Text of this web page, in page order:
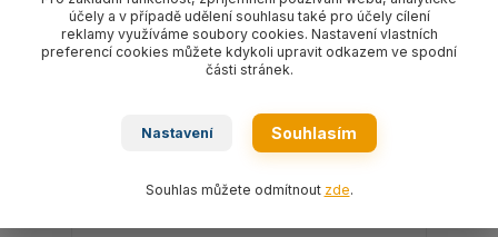
účely a v případě udělení souhlasu také pro účely cílení
reklamy využíváme soubory cookies. Nastavení vlastních
preferencí cookies můžete kdykoli upravit odkazem ve spodní
části stránek.
Nastavení Souhlasím
Souhlas můžete odmítnout zde.